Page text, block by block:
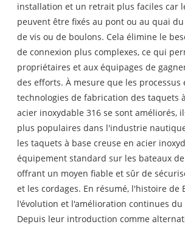
installation et un retrait plus faciles car
peuvent être fixés au pont ou au quai
de vis ou de boulons. Cela élimine le
de connexion plus complexes, ce qui
propriétaires et aux équipages de
des efforts. À mesure que les processus
technologies de fabrication des taquets
acier inoxydable 316 se sont améliorés,
plus populaires dans l'industrie
les taquets à base creuse en acier
équipement standard sur les bateaux
offrant un moyen fiable et sûr de
et les cordages. En résumé, l'histoire de
l'évolution et l'amélioration continues
Depuis leur introduction comme